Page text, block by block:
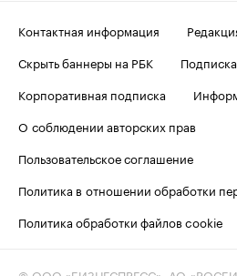
Контактная информация
Скрыть баннеры на РБК
Корпоративная подписка
О соблюдении авторских прав
Пользовательское соглашение
Политика в отношении обработки
Политика обработки файлов cookie